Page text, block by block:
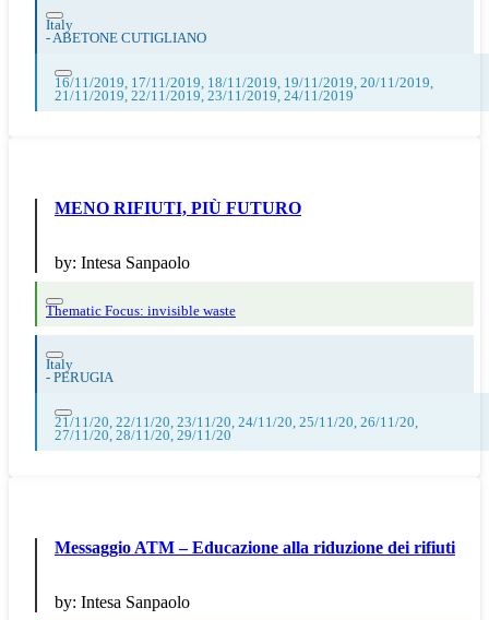
Italy
-ABETONE CUTIGLIANO
16/11/2019, 17/11/2019, 18/11/2019, 19/11/2019, 20/11/2019,
21/11/2019, 22/11/2019, 23/11/2019, 24/11/2019
MENO RIFIUTI, PIÙ FUTURO
by: Intesa Sanpaolo
Thematic Focus: invisible waste
Italy
- PERUGIA
21/11/20, 22/11/20, 23/11/20, 24/11/20, 25/11/20, 26/11/20,
27/11/20, 28/11/20, 29/11/20
Messaggio ATM – Educazione alla riduzione dei rifiuti
by: Intesa Sanpaolo